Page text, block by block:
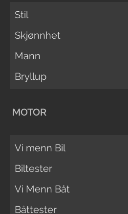
Stil
Skjønnhet
Mann
Bryllup
MOTOR
Vi menn Bil
Biltester
Vi Menn Båt
Båttester